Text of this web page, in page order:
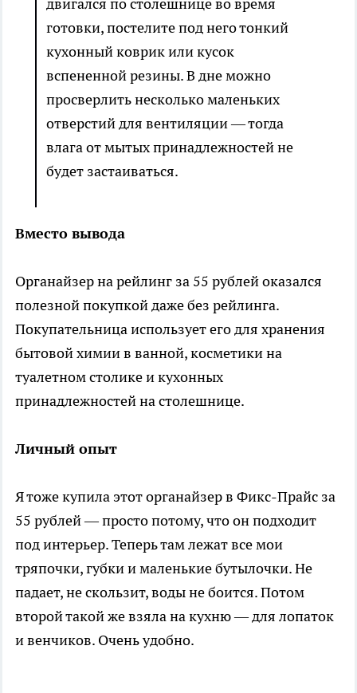
готовки, постелите под него тонкий
кухонный коврик или кусок
вспененной резины. В дне можно
просверлить несколько маленьких
отверстий для вентиляции — тогда
влага от мытых принадлежностей не
будет застаиваться.
Вместо вывода
Органайзер на рейлинг за 55 рублей оказался
полезной покупкой даже без рейлинга.
Покупательница использует его для хранения
бытовой химии в ванной, косметики на
туалетном столике и кухонных
принадлежностей на столешнице.
Личный опыт
Я тоже купила этот органайзер в Фикс-Прайс за
55 рублей — просто потому, что он подходит
под интерьер. Теперь там лежат все мои
тряпочки, губки и маленькие бутылочки. Не
падает, не скользит, воды не боится. Потом
второй такой же взяла на кухню — для лопаток
и венчиков. Очень удобно.